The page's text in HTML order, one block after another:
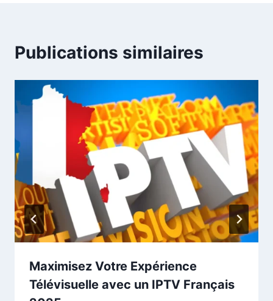
Publications similaires
Maximisez Votre Expérience
Télévisuelle avec un IPTV Français